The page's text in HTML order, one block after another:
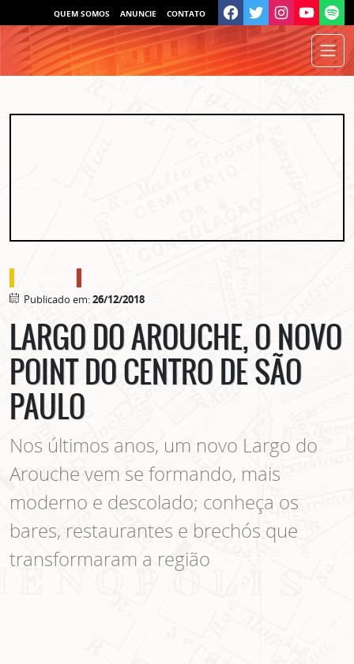
QUEM SOMOS ANUNCIE CONTATO
Publicado em:26/12/2018
LARGO DO AROUCHE, O NOVO
POINT DO CENTRO DE SÃO
PAULO
Nos últimos anos, um novo Largo do
Arouche vem se formando, mais
moderno e descolado; conheça os
bares, restaurantes e brechós que
transformaram a região